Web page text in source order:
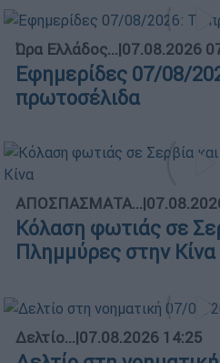
Ώρα Ελλάδος...|07.08.2026
Εφημερίδες 07/08/
πρωτοσέλιδα
ΑΠΟΣΠΑΣΜΑΤΑ...|
Κόλαση φωτιάς σε
Πλημμύρες στην Κίνα
Δελτίο...|07.08.2026 14:25